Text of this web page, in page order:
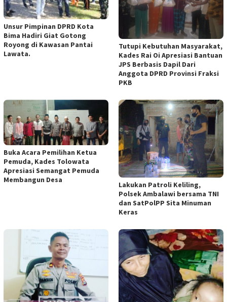
Unsur Pimpinan DPRD Kota
Bima Hadiri Giat Gotong
Royong di Kawasan Pantai
Lawata.
Tutupi Kebutuhan Masyarakat,
Kades Rai Oi Apresiasi Bantuan
JPS Berbasis Dapil Dari
Anggota DPRD Provinsi Fraksi
PKB
Buka Acara Pemilihan Ketua
Pemuda, Kades Tolowata
Apresiasi Semangat Pemuda
Membangun Desa
Lakukan Patroli Keliling,
Polsek Ambalawi bersama TNI
dan SatPolPP Sita Minuman
Keras